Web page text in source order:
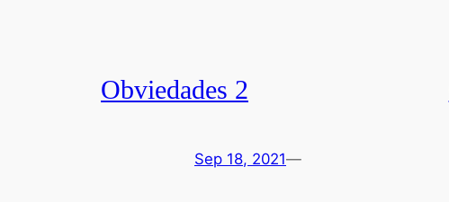
Obviedades 2
Sep 18, 2021—